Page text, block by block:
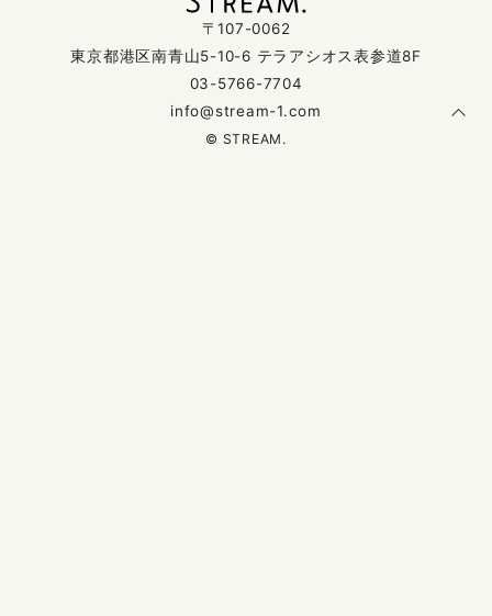
〒107-0062
東京都港区南青山5-10-6 テラアシオス表参道8F
03-5766-7704
info@stream-1.com
© STREAM.